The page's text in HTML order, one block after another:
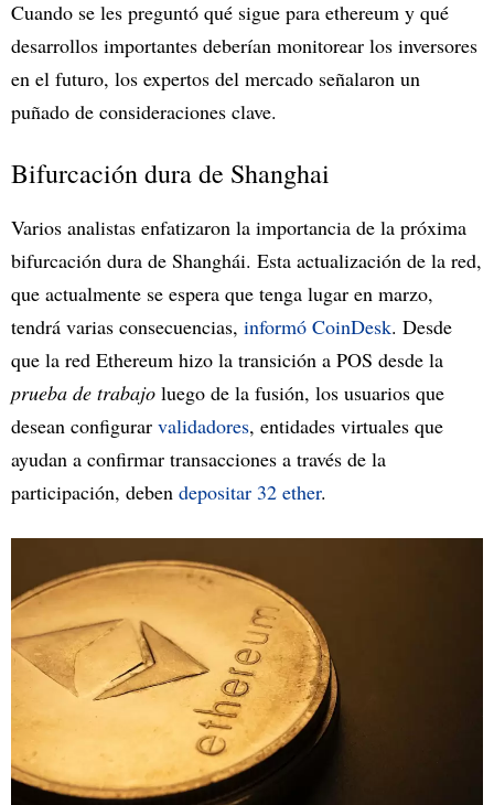
Cuando se les preguntó qué sigue para ethereum y qué
desarrollos importantes deberían monitorear los inversores
en el futuro, los expertos del mercado señalaron un
puñado de consideraciones clave.
Bifurcación dura de Shanghai
Varios analistas enfatizaron la importancia de la próxima
bifurcación dura de Shanghái. Esta actualización de la red,
que actualmente se espera que tenga lugar en marzo,
tendrá varias consecuencias, informó CoinDesk. Desde
que la red Ethereum hizo la transición a POS desde la
prueba de trabajo luego de la fusión, los usuarios que
desean configurar validadores, entidades virtuales que
ayudan a confirmar transacciones a través de la
participación, deben depositar 32 ether.